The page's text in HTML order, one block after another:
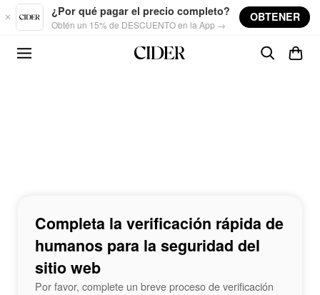
Skip to main content
¿Por qué pagar el precio completo?
Obtén un 15% de DESCUENTO en la App →
OBTENER
Completa la verificación rápida de
humanos para la seguridad del
sitio web
Por favor, complete un breve proceso de verificación